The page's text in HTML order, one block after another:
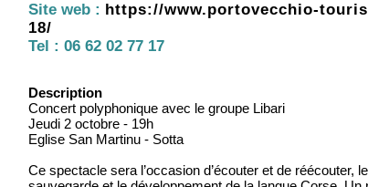
Site web : https://www.portovecchio-
18/
Tel : 06 62 02 77 17
Description
Concert polyphonique avec le groupe Libari
Jeudi 2 octobre - 19h
Eglise San Martinu - Sotta
Ce spectacle sera l’occasion d’écouter et de